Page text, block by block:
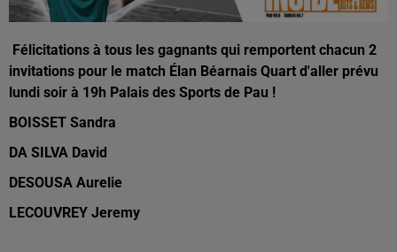
Félicitations à tous les gagnants qui remportent chacun 2
invitations pour le match Élan Béarnais Quart d'aller prévu
lundi soir à 19h Palais des Sports de Pau !
BOISSET Sandra
DA SILVA David
DESOUSA Aurelie
LECOUVREY Jeremy